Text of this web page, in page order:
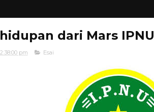
dari Mars IPNU
pm Esai